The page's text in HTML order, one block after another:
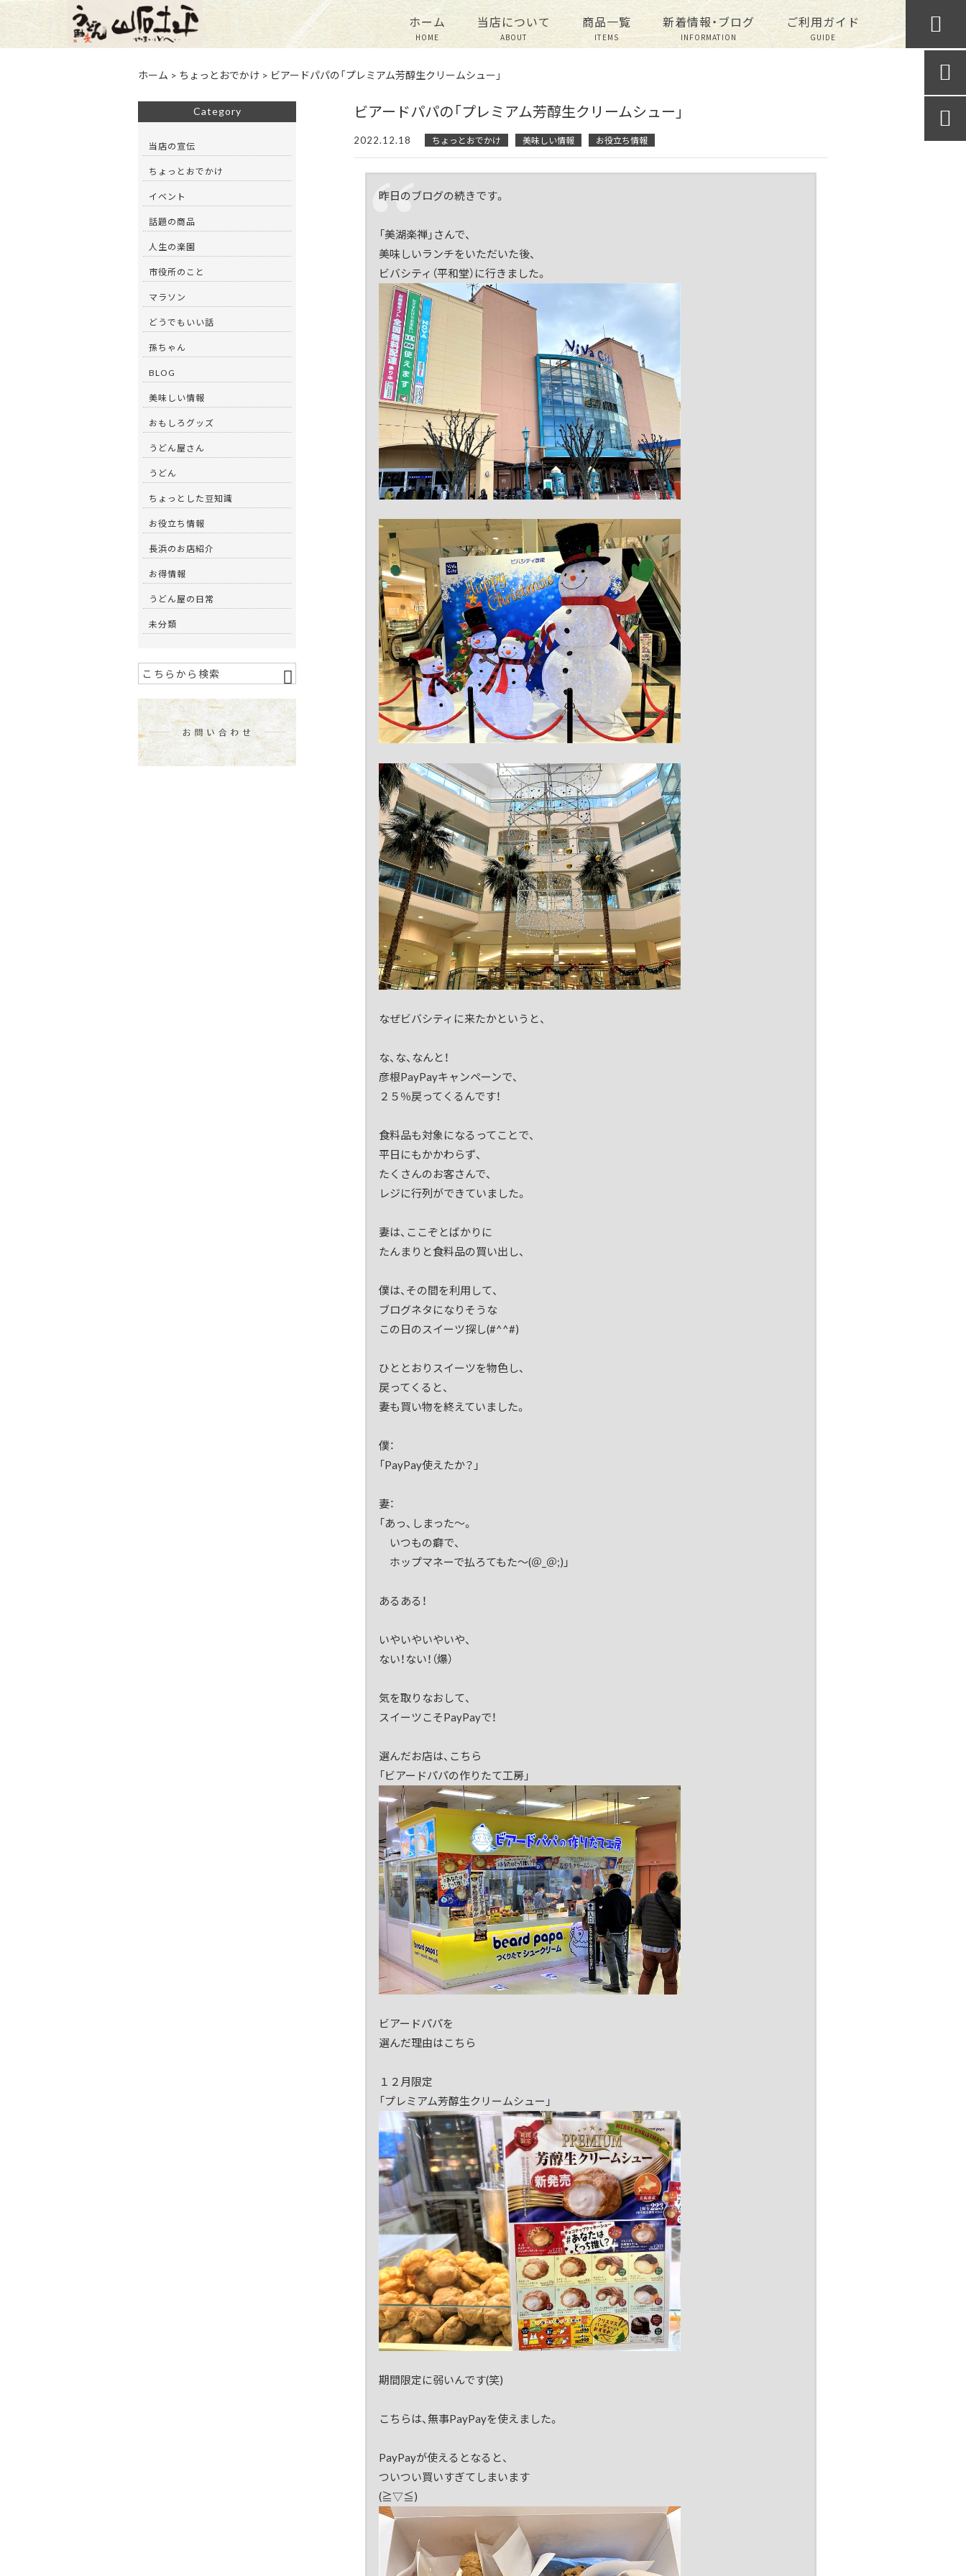
ホーム
HOME
当店について
ABOUT
商品一覧
ITEMS
新着情報・ブログ
INFORMATION
ご利用ガイド
GUIDE

ホーム > ちょっとおでかけ > ビアードパパの「プレミアム芳醇生クリームシュー」
ビアードパパの「プレミアム芳醇生クリームシュー」
2022.12.18 ちょっとおでかけ 美味しい情報 お役立ち情報
昨日のブログの続きです。
「美湖楽禅」さんで、
美味しいランチをいただいた後、
ビバシティ（平和堂）に行きました。
なぜビバシティに来たかというと、
な、な、なんと！
彦根PayPayキャンペーンで、
２５％戻ってくるんです！
食料品も対象になるってことで、
平日にもかかわらず、
たくさんのお客さんで、
レジに行列ができていました。
妻は、ここぞとばかりに
たんまりと食料品の買い出し、
僕は、その間を利用して、
ブログネタになりそうな
この日のスイーツ探し(#^^#)
ひととおりスイーツを物色し、
戻ってくると、
妻も買い物を終えていました。
僕：
「PayPay使えたか？」
妻：
「あっ、しまった～。
いつもの癖で、
ホップマネーで払ろてもた～(＠_＠;)」
あるある！
いやいやいやいや、
ない！ない！（爆）
気を取りなおして、
スイーツこそPayPayで！
選んだお店は、こちら
「ビアードパパの作りたて工房」
ビアードパパを
選んだ理由はこちら
１２月限定
「プレミアム芳醇生クリームシュー」
期間限定に弱いんです(笑)
こちらは、無事PayPayを使えました。
PayPayが使えるとなると、
ついつい買いすぎてしまいます
(≧▽≦)
Category
当店の宣伝
ちょっとおでかけ
イベント
話題の商品
人生の楽園
市役所のこと
マラソン
どうでもいい話
孫ちゃん
BLOG
美味しい情報
おもしろグッズ
うどん屋さん
うどん
ちょっとした豆知識
お役立ち情報
長浜のお店紹介
お得情報
うどん屋の日常
未分類

